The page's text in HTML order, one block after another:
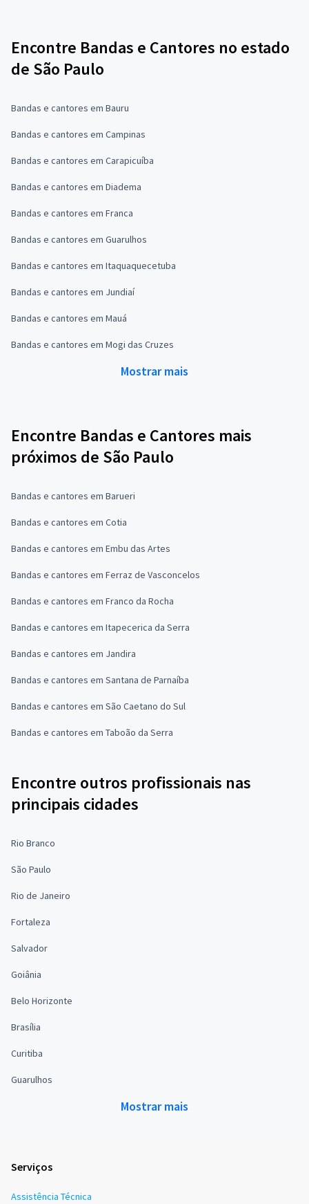
Encontre Bandas e Cantores no estado
de São Paulo
Bandas e cantores em Bauru
Bandas e cantores em Campinas
Bandas e cantores em Carapicuíba
Bandas e cantores em Diadema
Bandas e cantores em Franca
Bandas e cantores em Guarulhos
Bandas e cantores em Itaquaquecetuba
Bandas e cantores em Jundiaí
Bandas e cantores em Mauá
Bandas e cantores em Mogi das Cruzes
Mostrar mais
Encontre Bandas e Cantores mais
próximos de São Paulo
Bandas e cantores em Barueri
Bandas e cantores em Cotia
Bandas e cantores em Embu das Artes
Bandas e cantores em Ferraz de Vasconcelos
Bandas e cantores em Franco da Rocha
Bandas e cantores em Itapecerica da Serra
Bandas e cantores em Jandira
Bandas e cantores em Santana de Parnaíba
Bandas e cantores em São Caetano do Sul
Bandas e cantores em Taboão da Serra
Encontre outros profissionais nas
principais cidades
Rio Branco
São Paulo
Rio de Janeiro
Fortaleza
Salvador
Goiânia
Belo Horizonte
Brasília
Curitiba
Guarulhos
Mostrar mais
Serviços
Assistência Técnica